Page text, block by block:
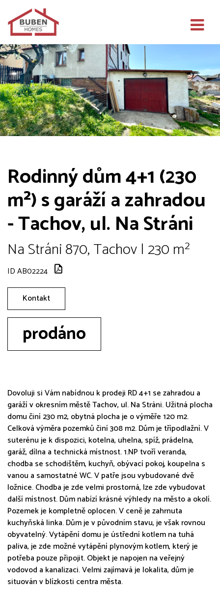
Rodinný dům 4+1 (230
m²) s garáží a zahradou
- Tachov, ul. Na Stráni
Na Stráni 870, Tachov | 230 m²
ID AB02224
Kontakt
prodáno
Dovoluji si Vám nabídnou k prodeji RD 4+1 se zahradou a
garáží v okresním městě Tachov, ul. Na Stráni. Užitná plocha
domu činí 230 m2, obytná plocha je o výměře 120 m2.
Celková výměra pozemků činí 308 m2. Dům je třípodlažní. V
suterénu je k dispozici, kotelna, uhelna, spíž, prádelna,
garáž, dílna a technická místnost. 1.NP tvoří veranda,
chodba se schodištěm, kuchyň, obývací pokoj, koupelna s
vanou a samostatné WC. V patře jsou vybudované dvě
ložnice. Chodba je zde velmi prostorná, lze zde vybudovat
další místnost. Dům nabízí krásné výhledy na město a okolí.
Pozemek je kompletně oplocen. V ceně je zahrnuta
kuchyňská linka. Dům je v původním stavu, je však rovnou
obyvatelný. Vytápění domu je ústřední kotlem na tuhá
paliva, je zde možné vytápění plynovým kotlem, který je
potřeba pouze připojit. Objekt je napojen na veřejný
vodovod a kanalizaci. Velmi zajímavá je lokalita, dům je
situován v blízkosti centra města.